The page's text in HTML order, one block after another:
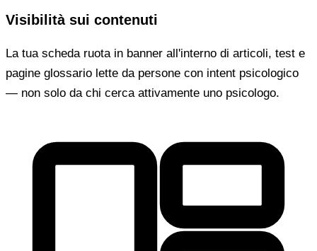
Visibilità sui contenuti
La tua scheda ruota in banner all'interno di articoli, test e
pagine glossario lette da persone con intent psicologico
— non solo da chi cerca attivamente uno psicologo.